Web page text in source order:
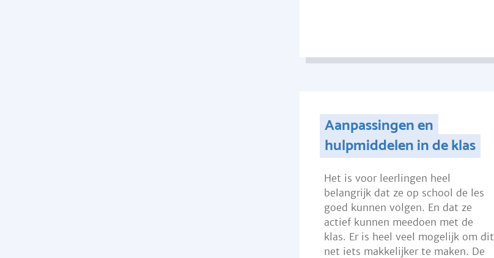
Aanpassingen en
hulpmiddelen in de klas
Het is voor leerlingen heel
belangrijk dat ze op school de les
goed kunnen volgen. En dat ze
actief kunnen meedoen met de
klas. Er is heel veel mogelijk om dit
net iets makkelijker te maken. De